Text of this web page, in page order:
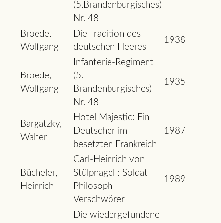
(5.Brandenburgisches)
Nr. 48
Broede,
Wolfgang
Die Tradition des
deutschen Heeres
1938
Broede,
Wolfgang
Infanterie-Regiment
(5.
Brandenburgisches)
Nr. 48
1935
Bargatzky,
Walter
Hotel Majestic: Ein
Deutscher im
besetzten Frankreich
1987
Bücheler,
Heinrich
Carl-Heinrich von
Stülpnagel : Soldat –
Philosoph –
Verschwörer
1989
Die wiedergefundene